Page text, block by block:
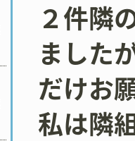
２件隣
ました
だけお
私は隣